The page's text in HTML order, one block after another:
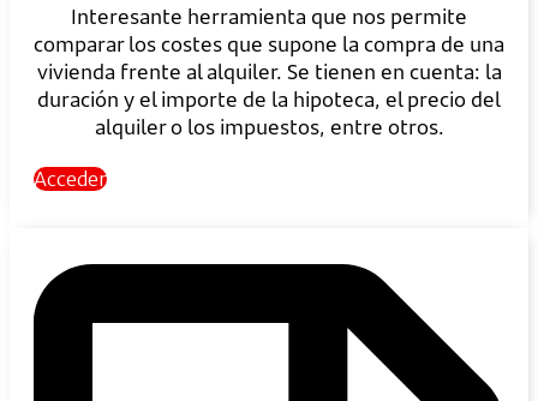
Interesante herramienta que nos permite
comparar los costes que supone la compra de una
vivienda frente al alquiler. Se tienen en cuenta: la
duración y el importe de la hipoteca, el precio del
alquiler o los impuestos, entre otros.
Acceder